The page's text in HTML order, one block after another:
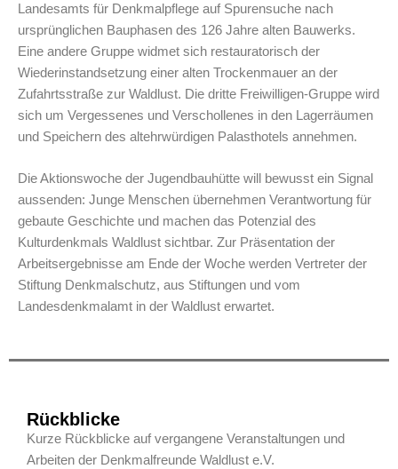
Landesamts für Denkmalpflege auf Spurensuche nach
ursprünglichen Bauphasen des 126 Jahre alten Bauwerks.
Eine andere Gruppe widmet sich restauratorisch der
Wiederinstandsetzung einer alten Trockenmauer an der
Zufahrtsstraße zur Waldlust. Die dritte Freiwilligen-Gruppe wird
sich um Vergessenes und Verschollenes in den Lagerräumen
und Speichern des altehrwürdigen Palasthotels annehmen.
Die Aktionswoche der Jugendbauhütte will bewusst ein Signal
aussenden: Junge Menschen übernehmen Verantwortung für
gebaute Geschichte und machen das Potenzial des
Kulturdenkmals Waldlust sichtbar. Zur Präsentation der
Arbeitsergebnisse am Ende der Woche werden Vertreter der
Stiftung Denkmalschutz, aus Stiftungen und vom
Landesdenkmalamt in der Waldlust erwartet.
Rückblicke
Kurze Rückblicke auf vergangene Veranstaltungen und
Arbeiten der Denkmalfreunde Waldlust e.V.